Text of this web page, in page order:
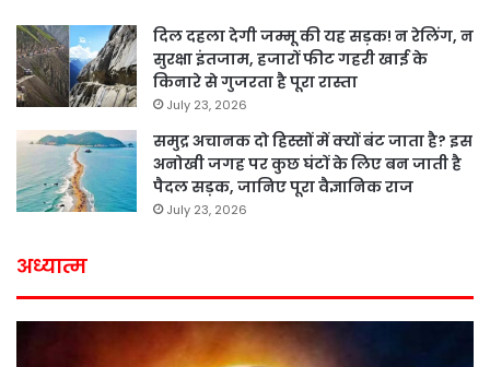
दिल दहला देगी जम्मू की यह सड़क! न रेलिंग, न
सुरक्षा इंतजाम, हजारों फीट गहरी खाई के
किनारे से गुजरता है पूरा रास्ता
July 23, 2026
समुद्र अचानक दो हिस्सों में क्यों बंट जाता है? इस
अनोखी जगह पर कुछ घंटों के लिए बन जाती है
पैदल सड़क, जानिए पूरा वैज्ञानिक राज
July 23, 2026
अध्यात्म